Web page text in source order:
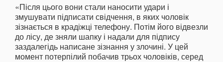
«Після цього вони стали наносити удари і
змушувати підписати свідчення, в яких чоловік
зізнається в крадіжці телефону. Потім його відвезли
до лісу, де зняли шапку і надали для підпису
заздалегідь написане зізнання у злочині. У цей
момент потерпілий побачив трьох чоловіків, серед